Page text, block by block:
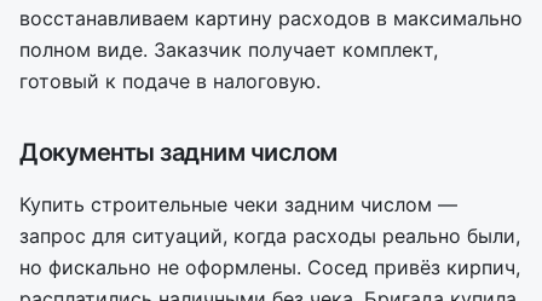
восстанавливаем картину расходов в максимально
полном виде. Заказчик получает комплект,
готовый к подаче в налоговую.
Документы задним числом
Купить строительные чеки задним числом —
запрос для ситуаций, когда расходы реально были,
но фискально не оформлены. Сосед привёз кирпич,